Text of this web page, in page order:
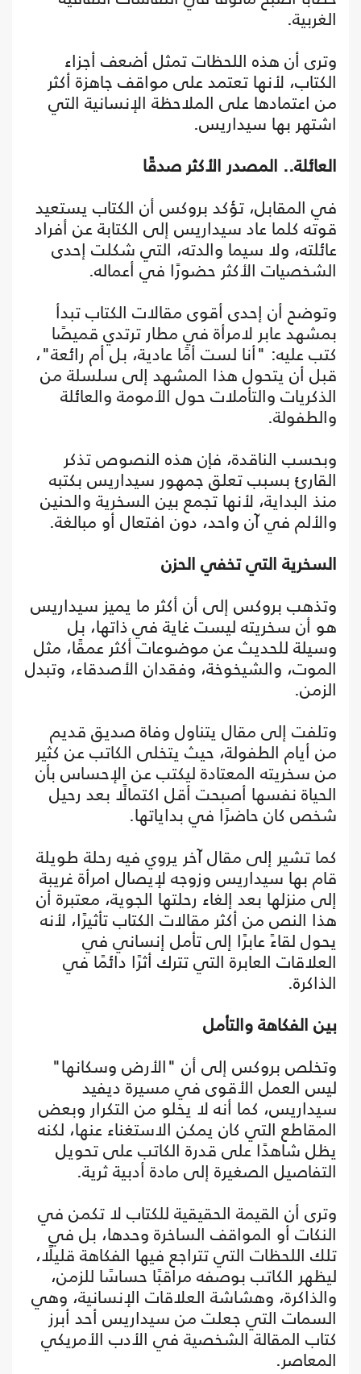
الغربية.
وترى أن هذه اللحظات تمثل أضعف أجزاء
الكتاب، لأنها تعتمد على مواقف جاهزة أكثر
من اعتمادها على الملاحظة الإنسانية التي
اشتهر بها سيداريس.
العائلة.. المصدر الأكثر صدقًا
في المقابل، تؤكد بروكس أن الكتاب يستعيد
قوته كلما عاد سيداريس إلى الكتابة عن أفراد
عائلته، ولا سيما والدته، التي شكلت إحدى
الشخصيات الأكثر حضورًا في أعماله.
وتوضح أن إحدى أقوى مقالات الكتاب تبدأ
بمشهد عابر لامرأة في مطار ترتدي قميصًا
كتب عليه: "أنا لست أمًا عادية، بل أم رائعة"،
قبل أن يتحول هذا المشهد إلى سلسلة من
الذكريات والتأملات حول الأمومة والعائلة
والطفولة.
وبحسب الناقدة، فإن هذه النصوص تذكر
القارئ بسبب تعلق جمهور سيداريس بكتبه
منذ البداية، لأنها تجمع بين السخرية والحنين
والألم في آن واحد، دون افتعال أو مبالغة.
السخرية التي تخفي الحزن
وتذهب بروكس إلى أن أكثر ما يميز سيداريس
هو أن سخريته ليست غاية في ذاتها، بل
وسيلة للحديث عن موضوعات أكثر عمقًا، مثل
الموت، والشيخوخة، وفقدان الأصدقاء، وتبدل
الزمن.
وتلفت إلى مقال يتناول وفاة صديق قديم
من أيام الطفولة، حيث يتخلى الكاتب عن كثير
من سخريته المعتادة ليكتب عن الإحساس بأن
الحياة نفسها أصبحت أقل اكتمالًا بعد رحيل
شخص كان حاضرًا في بداياتها.
كما تشير إلى مقال آخر يروي فيه رحلة طويلة
قام بها سيداريس وزوجه لإيصال امرأة غريبة
إلى منزلها بعد إلغاء رحلتها الجوية، معتبرة أن
هذا النص من أكثر مقالات الكتاب تأثيرًا، لأنه
يحول لقاءً عابرًا إلى تأمل إنساني في
العلاقات العابرة التي تترك أثرًا دائمًا في
الذاكرة.
بين الفكاهة والتأمل
وتخلص بروكس إلى أن "الأرض وسكانها"
ليس العمل الأقوى في مسيرة ديفيد
سيداريس، كما أنه لا يخلو من التكرار وبعض
المقاطع التي كان يمكن الاستغناء عنها، لكنه
يظل شاهدًا على قدرة الكاتب على تحويل
التفاصيل الصغيرة إلى مادة أدبية ثرية.
وترى أن القيمة الحقيقية للكتاب لا تكمن في
النكات أو المواقف الساخرة وحدها، بل في
تلك اللحظات التي تتراجع فيها الفكاهة قليلًا،
ليظهر الكاتب بوصفه مراقبًا حساسًا للزمن،
والذاكرة، وهشاشة العلاقات الإنسانية، وهي
السمات التي جعلت من سيداريس أحد أبرز
كتاب المقالة الشخصية في الأدب الأمريكي
المعاصر.